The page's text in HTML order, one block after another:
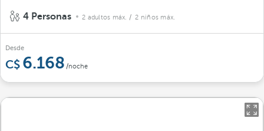
4 Personas 2 adultos máx. / 2 niños máx.
Desde
6.168 /noche